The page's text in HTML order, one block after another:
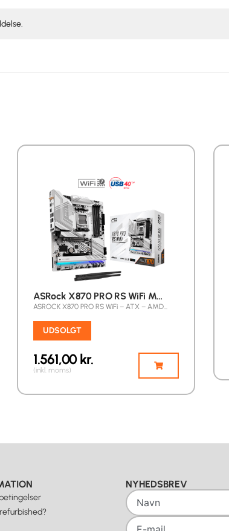
ASRock X870 PRO RS WiFi M…
ASROCK X870 PRO RS WiFi – ATX – AMD…
UDSOLGT
1.561,00kr.
(inkl. moms)
NYHEDSBREV